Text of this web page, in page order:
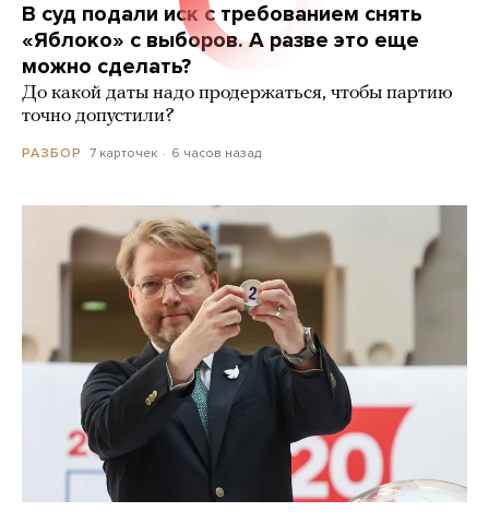
В суд подали иск с требованием снять
«Яблоко» с выборов. А разве это еще
можно сделать?
До какой даты надо продержаться, чтобы партию
точно допустили?
РАЗБОР 7 карточек 6 часов назад